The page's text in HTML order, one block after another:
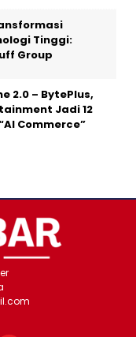
Tinggi:
Group
2.0 – BytePlus,
Jadi 12
Commerce”